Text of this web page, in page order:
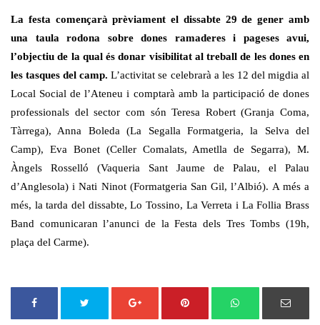
La festa començarà prèviament el dissabte 29 de gener amb
una taula rodona sobre dones ramaderes i pageses avui,
l’objectiu de la qual és donar visibilitat al treball de les dones en
les tasques del camp. L’activitat se celebrarà a les 12 del migdia al
Local Social de l’Ateneu i comptarà amb la participació de dones
professionals del sector com són Teresa Robert (Granja Coma,
Tàrrega), Anna Boleda (La Segalla Formatgeria, la Selva del
Camp), Eva Bonet (Celler Comalats, Ametlla de Segarra), M.
Àngels Rosselló (Vaqueria Sant Jaume de Palau, el Palau
d’Anglesola) i Nati Ninot (Formatgeria San Gil, l’Albió). A més a
més, la tarda del dissabte, Lo Tossino, La Verreta i La Follia Brass
Band comunicaran l’anunci de la Festa dels Tres Tombs (19h,
plaça del Carme).